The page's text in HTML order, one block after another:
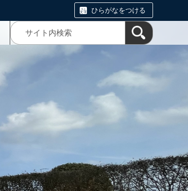
ひらがなをつける